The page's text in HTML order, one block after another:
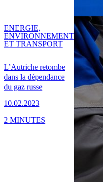
L’Autriche retombe
dans la dépendance
du gaz russe
10.02.2023
ENERGIE,
ENVIRONNEMENT
ET TRANSPORT
2 MINUTES